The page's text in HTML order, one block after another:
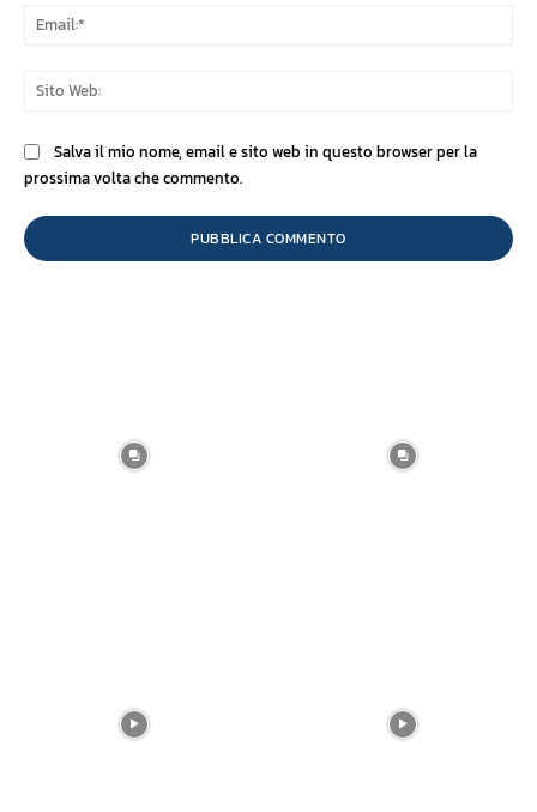
Salva il mio nome, email e sito web in questo browser per la
prossima volta che commento.